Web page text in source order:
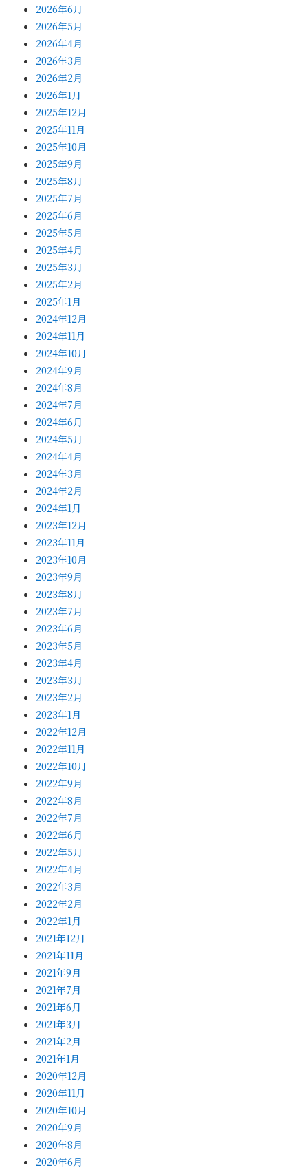
2026年6月
2026年5月
2026年4月
2026年3月
2026年2月
2026年1月
2025年12月
2025年11月
2025年10月
2025年9月
2025年8月
2025年7月
2025年6月
2025年5月
2025年4月
2025年3月
2025年2月
2025年1月
2024年12月
2024年11月
2024年10月
2024年9月
2024年8月
2024年7月
2024年6月
2024年5月
2024年4月
2024年3月
2024年2月
2024年1月
2023年12月
2023年11月
2023年10月
2023年9月
2023年8月
2023年7月
2023年6月
2023年5月
2023年4月
2023年3月
2023年2月
2023年1月
2022年12月
2022年11月
2022年10月
2022年9月
2022年8月
2022年7月
2022年6月
2022年5月
2022年4月
2022年3月
2022年2月
2022年1月
2021年12月
2021年11月
2021年9月
2021年7月
2021年6月
2021年3月
2021年2月
2021年1月
2020年12月
2020年11月
2020年10月
2020年9月
2020年8月
2020年6月